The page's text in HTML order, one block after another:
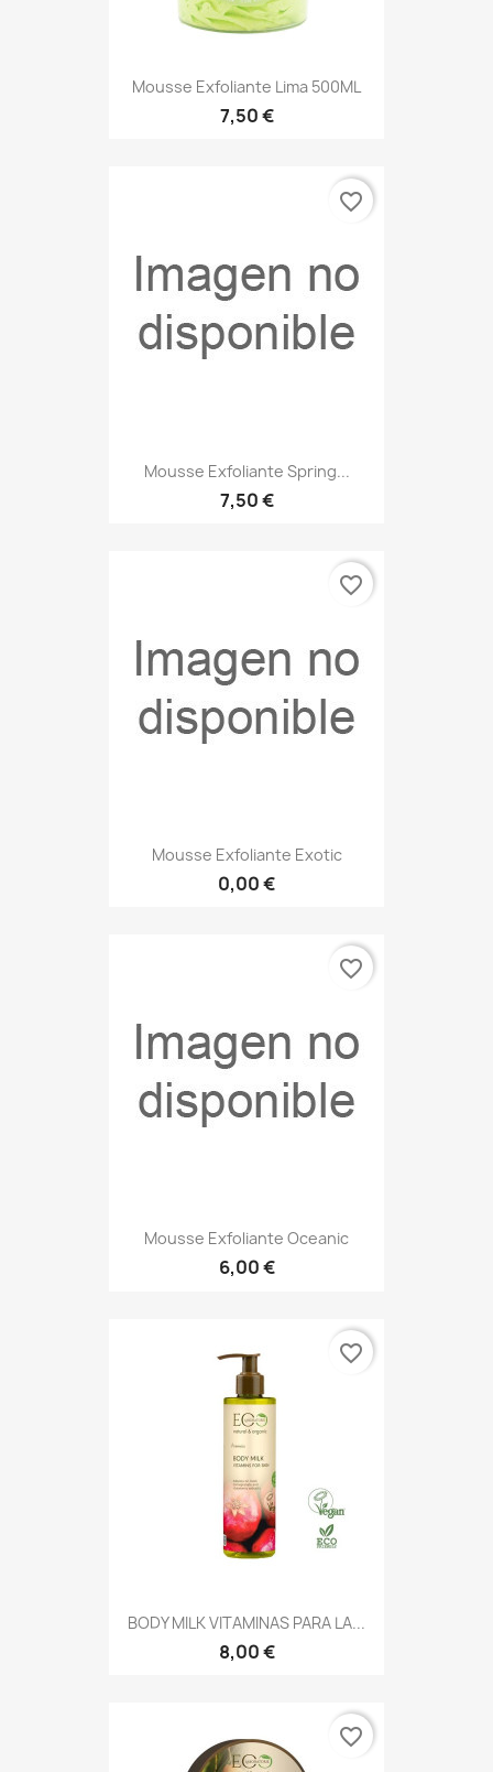
Mousse Exfoliante Lima 500ML
7,50 €
Mousse Exfoliante Spring...
7,50 €
favorite_border
Mousse Exfoliante Exotic
0,00 €
favorite_border
Mousse Exfoliante Oceanic
6,00 €
favorite_border
BODY MILK VITAMINAS PARA LA...
8,00 €
favorite_border
favorite_border